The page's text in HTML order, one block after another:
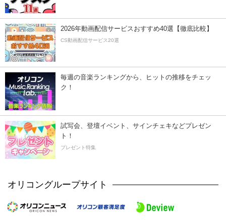
2026年動画配信サービスおすすめ40選【徹底比較】
CS動画配信サービス20選
毎週の音楽ランキングから、ヒットの推移をチェッ
ク！
試写会、登壇イベント、サインチェキなどプレゼン
ト！
プレゼント特集
オリコングループサイト